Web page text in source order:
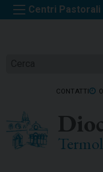
k
CONTATTI